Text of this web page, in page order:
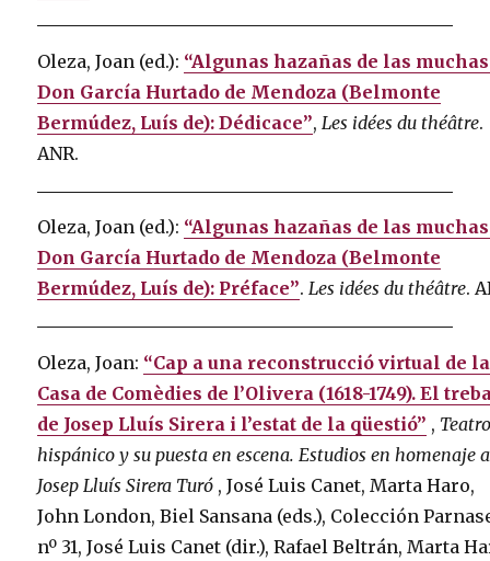
Oleza, Joan (ed.): “Algunas hazañas de las
Don García Hurtado de Mendoza (Belmonte
Bermúdez, Luís de): Dédicace”, Les idées du théâtre.
ANR.
Oleza, Joan (ed.): “Algunas hazañas de las
Don García Hurtado de Mendoza (Belmonte
Bermúdez, Luís de): Préface”.Les idées du théâtre.
Oleza, Joan: “Cap a una reconstrucció virtual de la
Casa de Comèdies de l’Olivera (1618-1749). El
de Josep Lluís Sirera i l’estat de la qüestió” ,
hispánico y su puesta en escena. Estudios en homenaje a
Josep Lluís Sirera Turó , José Luis Canet, Marta Haro,
John London, Biel Sansana (eds.), Colección
nº 31, José Luis Canet (dir.), Rafael Beltrán, Marta